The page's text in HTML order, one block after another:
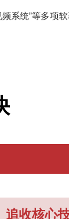
系统”等多项
追收核心